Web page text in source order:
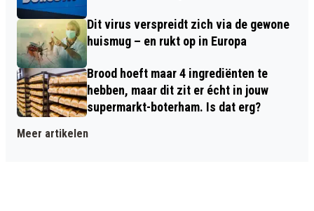
Dit virus verspreidt zich via de gewone
huismug – en rukt op in Europa
Brood hoeft maar 4 ingrediënten te
hebben, maar dit zit er écht in jouw
supermarkt-boterham. Is dat erg?
Meer artikelen